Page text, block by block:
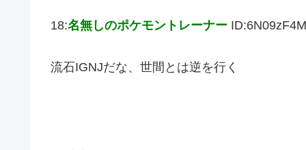
18:名無しのポケモントレーナー
流石IGNJだな、世間とは逆を行く